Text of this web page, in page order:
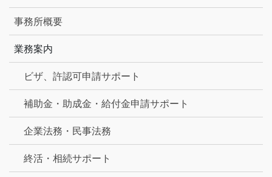
事務所概要
業務案内
ビザ、許認可申請サポート
補助金・助成金・給付金申請サポート
企業法務・民事法務
終活・相続サポート